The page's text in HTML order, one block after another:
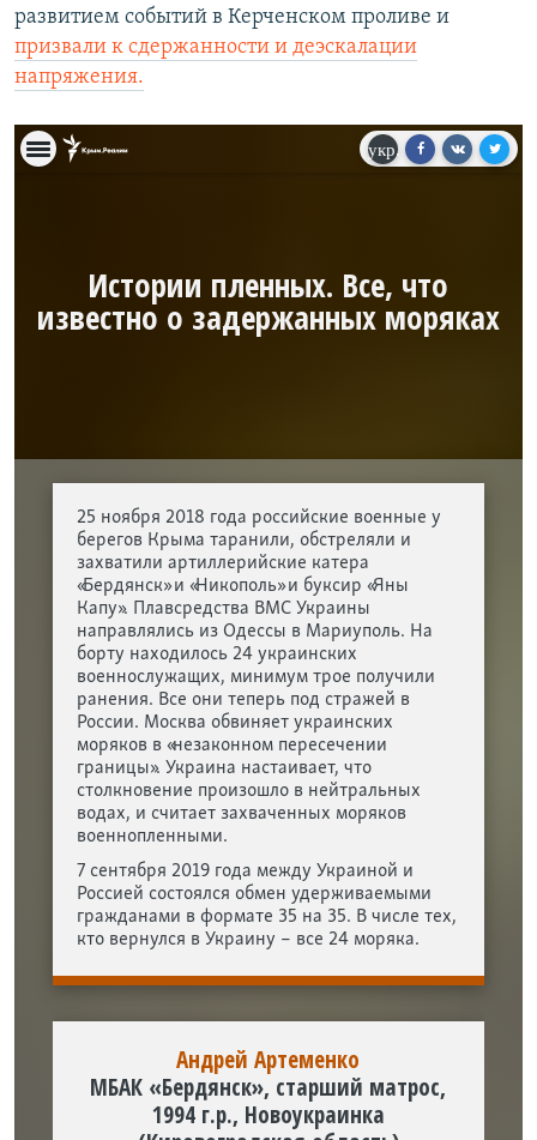
развитием событий в Керченском проливе и
призвали к сдержанности и деэскалации
напряжения.